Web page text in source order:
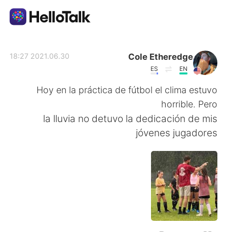
Cole Etheredge
EN
ES
2021.06.30 18:27
Hoy en la práctica de fútbol el clima estuvo
horrible. Pero
la lluvia no detuvo la dedicación de mis
jóvenes jugadores